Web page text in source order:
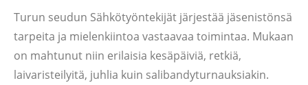
Turun seudun Sähkötyöntekijät järjestää jäsenistönsä
tarpeita ja mielenkiintoa vastaavaa toimintaa. Mukaan
on mahtunut niin erilaisia kesäpäiviä, retkiä,
laivaristeilyitä, juhlia kuin salibandyturnauksiakin.